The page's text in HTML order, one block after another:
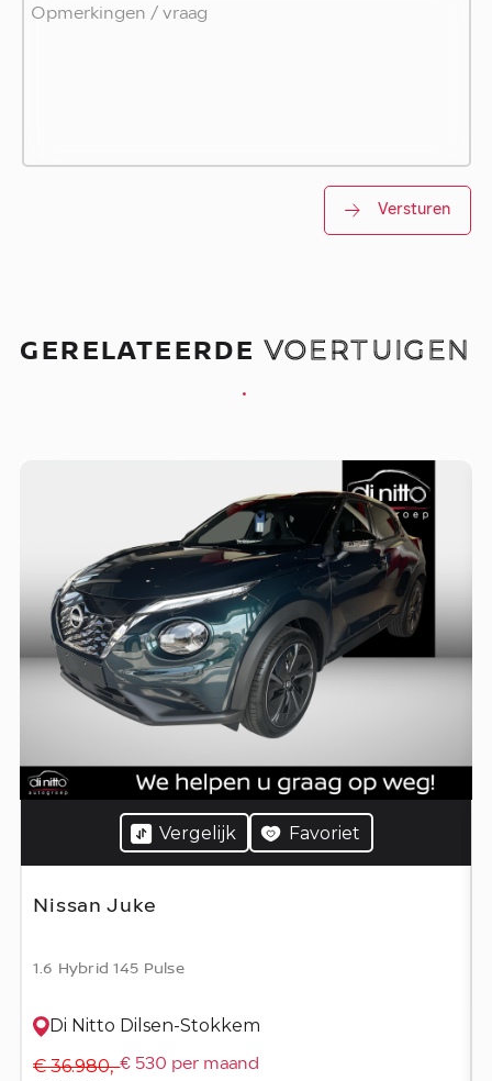
Versturen
GERELATEERDEVOERTUIGEN
.
Vergelijk Favoriet
Nissan Juke
1.6 Hybrid 145 Pulse
Di Nitto Dilsen-Stokkem
€ 36.980,-€ 530 per maand